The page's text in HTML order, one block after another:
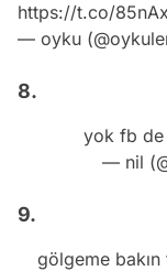
https://t.co/
— oyku
8.
yok fb de
— nil
9.
gölgeme